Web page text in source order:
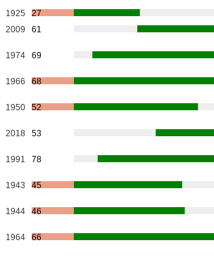
1925
27
2009 61
1974 69
1966 68
1950 52
2018 53
1991 78
1943 45
1944 46
1964 66